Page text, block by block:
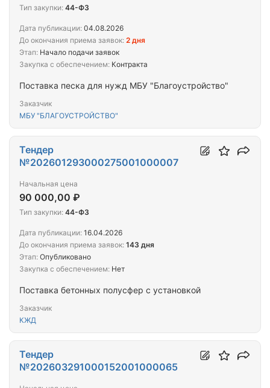
Поставка песка для нужд МБУ "Благоустройство"
Заказчик
МБУ "БЛАГОУСТРОЙСТВО"
Тип закупки: 44-ФЗ
Дата публикации: 04.08.2026
До окончания приема заявок: 2 дня
Этап: Начало подачи заявок
Закупка с обеспечением: Контракта
Поставка бетонных полусфер с установкой
Заказчик
КЖД
Тендер
№202601293000275001000007
Начальная цена
90 000,00 ₽
Тип закупки: 44-ФЗ
Дата публикации: 16.04.2026
До окончания приема заявок: 143 дня
Этап: Опубликовано
Закупка с обеспечением: Нет
Тендер
№202603291000152001000065